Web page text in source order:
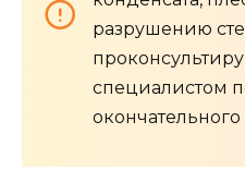
разрушению
специалистом